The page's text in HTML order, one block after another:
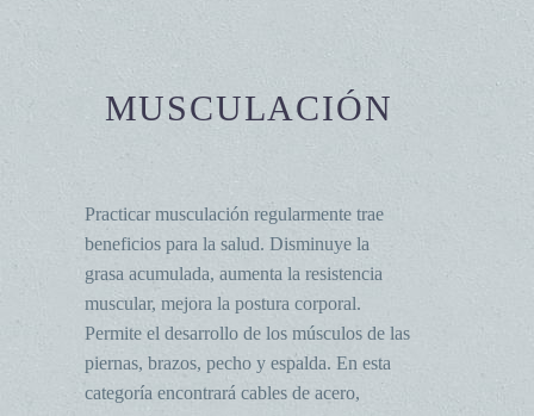
MUSCULACIÓN
Practicar musculación regularmente trae
beneficios para la salud. Disminuye la
grasa acumulada, aumenta la resistencia
muscular, mejora la postura corporal.
Permite el desarrollo de los músculos de las
piernas, brazos, pecho y espalda. En esta
categoría encontrará cables de acero,